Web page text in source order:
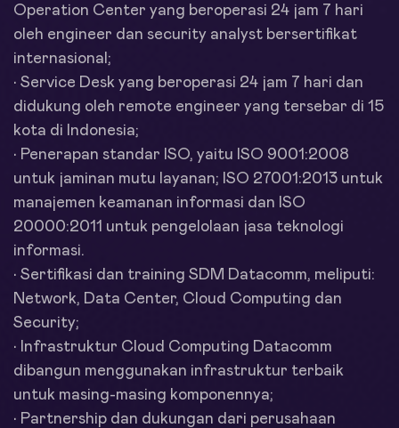
Operation Center yang beroperasi 24 jam 7 hari
oleh engineer dan security analyst bersertifikat
internasional;
• Service Desk yang beroperasi 24 jam 7 hari dan
didukung oleh remote engineer yang tersebar di 15
kota di Indonesia;
• Penerapan standar ISO, yaitu ISO 9001:2008
untuk jaminan mutu layanan; ISO 27001:2013 untuk
manajemen keamanan informasi dan ISO
20000:2011 untuk pengelolaan jasa teknologi
informasi.
• Sertifikasi dan training SDM Datacomm, meliputi:
Network, Data Center, Cloud Computing dan
Security;
• Infrastruktur Cloud Computing Datacomm
dibangun menggunakan infrastruktur terbaik
untuk masing-masing komponennya;
• Partnership dan dukungan dari perusahaan